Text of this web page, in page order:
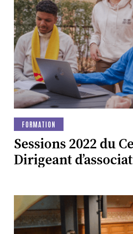
FORMATION
Sessions 2022 du
Dirigeant